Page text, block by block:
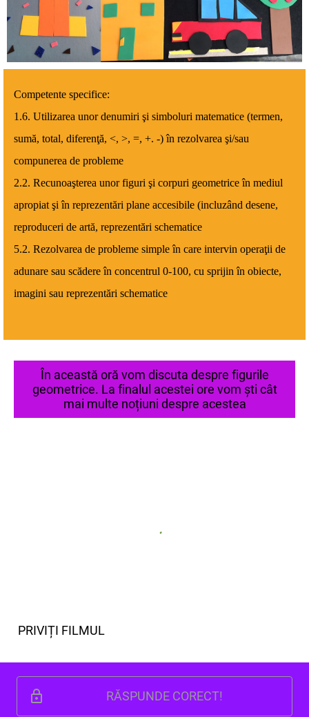
Competente specifice:
1.6. Utilizarea unor denumiri şi simboluri matematice (termen,
sumă, total, diferenţă, <, >, =, +. -) în rezolvarea şi/sau
compunerea de probleme
2.2. Recunoaşterea unor figuri şi corpuri geometrice în mediul
apropiat şi în reprezentări plane accesibile (incluzând desene,
reproduceri de artă, reprezentări schematice
5.2. Rezolvarea de probleme simple în care intervin operaţii de
adunare sau scădere în concentrul 0-100, cu sprijin în obiecte,
imagini sau reprezentări schematice
În această oră vom discuta despre figurile
geometrice. La finalul acestei ore vom ști cât
mai multe noțiuni despre acestea
PRIVIȚI FILMUL
RĂSPUNDE CORECT!